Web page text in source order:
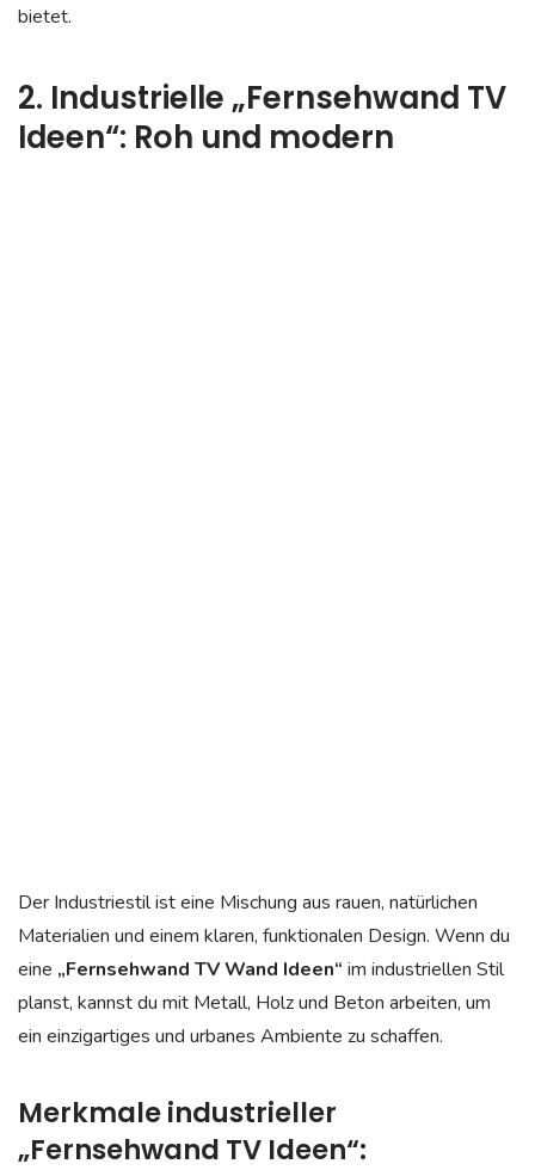
bietet.
2. Industrielle „Fernsehwand TV
Ideen“: Roh und modern
Der Industriestil ist eine Mischung aus rauen, natürlichen
Materialien und einem klaren, funktionalen Design. Wenn du
eine „Fernsehwand TV Wand Ideen“ im industriellen Stil
planst, kannst du mit Metall, Holz und Beton arbeiten, um
ein einzigartiges und urbanes Ambiente zu schaffen.
Merkmale industrieller
„Fernsehwand TV Ideen“: